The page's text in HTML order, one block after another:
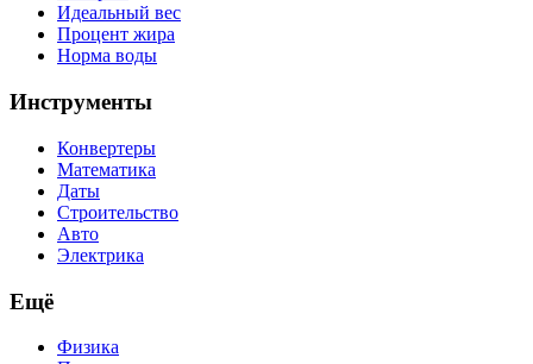
Идеальный вес
Процент жира
Норма воды
Инструменты
Конвертеры
Математика
Даты
Строительство
Авто
Электрика
Ещё
Физика